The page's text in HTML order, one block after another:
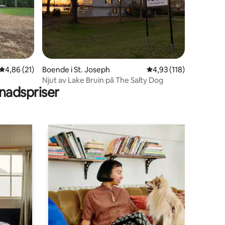
av 5 i genomsnittligt betyg, 21 omdömen
4,86 (21)
Boende i St. Joseph 4,93 av 5 i
4,93 (118)
Njut av Lake Bruin på The Salty Dog